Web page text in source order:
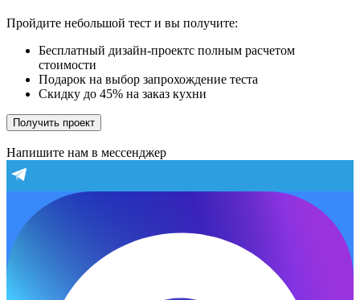
Пройдите небольшой тест и вы получите:
Бесплатный дизайн-проектс полным расчетом
стоимости
Подарок на выбор запрохождение теста
Скидку до 45% на заказ кухни
Получить проект
Напишите нам в мессенджер